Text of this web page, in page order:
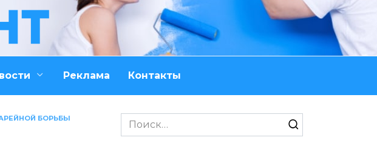
Реклама Контакты
БОРЬБЫ
Search
for: